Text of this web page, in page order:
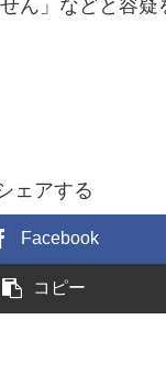
ん」などと容疑
ェアする
Facebook
コピー